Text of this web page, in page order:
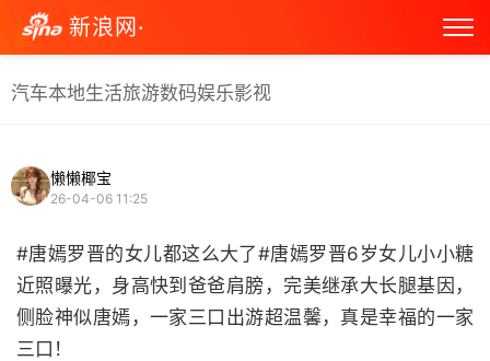
新浪网·
汽车本地生活旅游数码娱乐影视
懒懒椰宝
26-04-06 11:25
#唐嫣罗晋的女儿都这么大了#唐嫣罗晋6岁女儿小小糖
近照曝光，身高快到爸爸肩膀，完美继承大长腿基因，
侧脸神似唐嫣，一家三口出游超温馨，真是幸福的一家
三口！ ​